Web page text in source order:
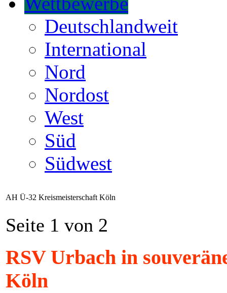
Deutschlandweit
International
Nord
Nordost
West
Süd
Südwest
AH Ü-32 Kreismeisterschaft Köln
Seite 1 von 2
RSV Urbach in
Köln